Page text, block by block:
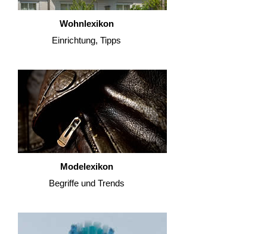
Wohnlexikon
Einrichtung, Tipps
Modelexikon
Begriffe und Trends